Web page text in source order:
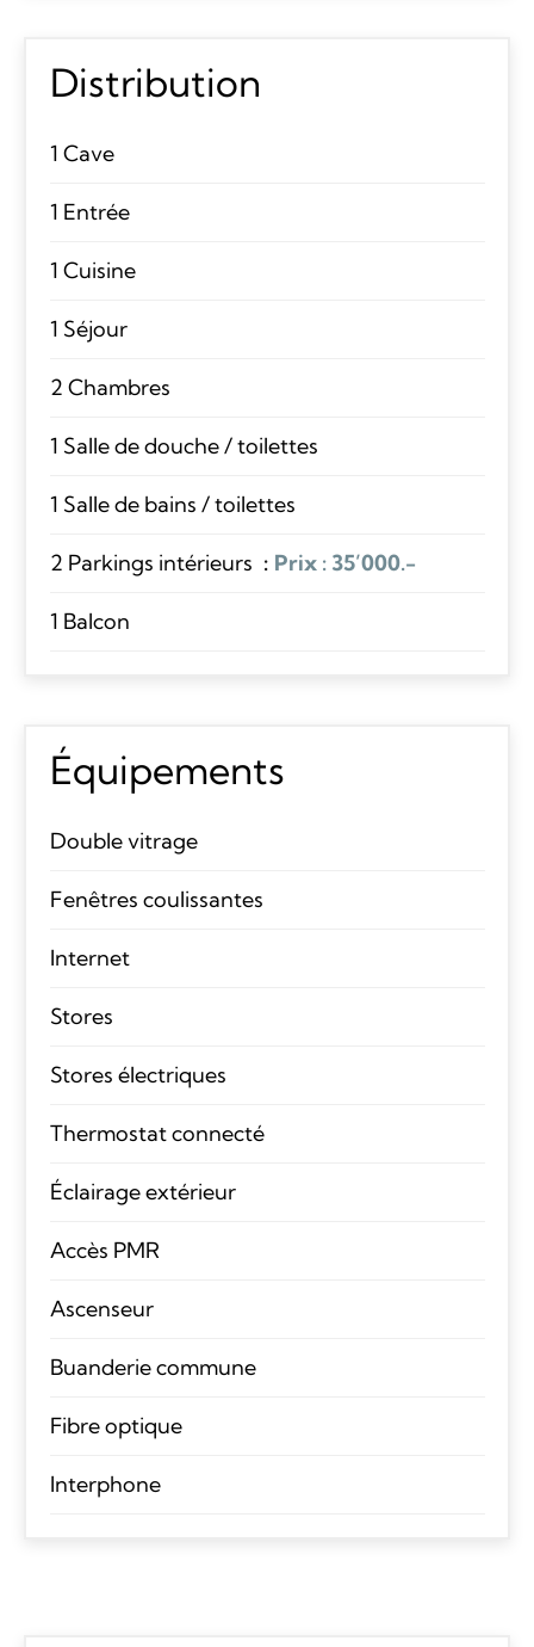
Distribution
1 Cave
1 Entrée
1 Cuisine
1 Séjour
2 Chambres
1 Salle de douche / toilettes
1 Salle de bains / toilettes
2 Parkings intérieurs Prix : 35’000.-
1 Balcon
Équipements
Double vitrage
Fenêtres coulissantes
Internet
Stores
Stores électriques
Thermostat connecté
Éclairage extérieur
Accès PMR
Ascenseur
Buanderie commune
Fibre optique
Interphone